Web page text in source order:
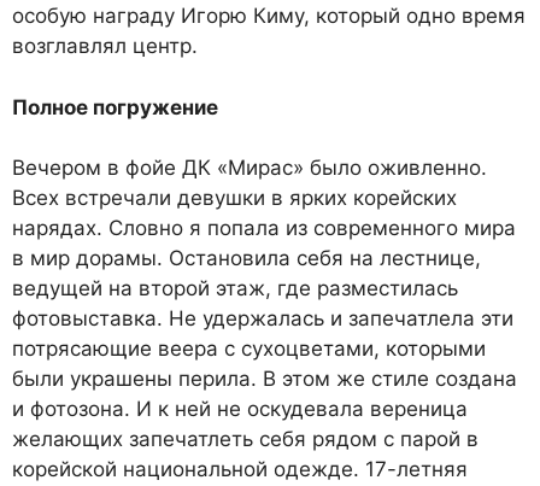
особую награду Игорю Киму, который одно время
возглавлял центр.
Полное погружение
Вечером в фойе ДК «Мирас» было оживленно.
Всех встречали девушки в ярких корейских
нарядах. Словно я попала из современного мира
в мир дорамы. Остановила себя на лестнице,
ведущей на второй этаж, где разместилась
фотовыставка. Не удержалась и запечатлела эти
потрясающие веера с сухоцветами, которыми
были украшены перила. В этом же стиле создана
и фотозона. И к ней не оскудевала вереница
желающих запечатлеть себя рядом с парой в
корейской национальной одежде. 17-летняя